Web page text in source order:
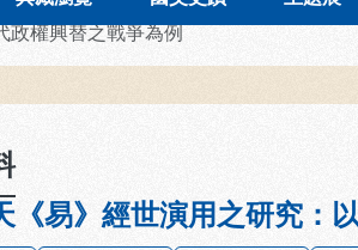
政權興替之戰爭為例
《易》經世演用之研究：